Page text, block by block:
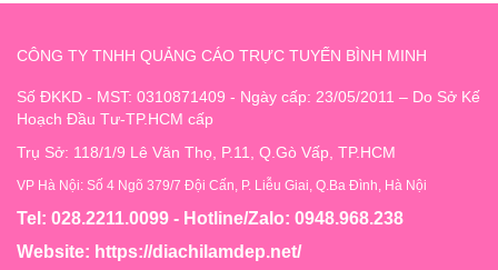
CÔNG TY TNHH QUẢNG CÁO TRỰC TUYẾN BÌNH MINH
Số ĐKKD - MST: 0310871409 - Ngày cấp: 23/05/2011 – Do Sở Kế
Hoạch Đầu Tư-TP.HCM cấp
Trụ Sở: 118/1/9 Lê Văn Thọ, P.11, Q.Gò Vấp, TP.HCM
VP Hà Nội: Số 4 Ngõ 379/7 Đội Cấn, P. Liễu Giai, Q.Ba Đình, Hà Nội
Tel: 028.2211.0099 - Hotline/Zalo: 0948.968.238
Website: https://diachilamdep.net/